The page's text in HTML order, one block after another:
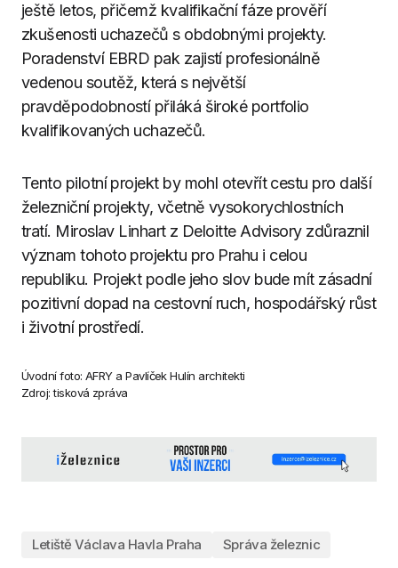
ještě letos, přičemž kvalifikační fáze prověří
zkušenosti uchazečů s obdobnými projekty.
Poradenství EBRD pak zajistí profesionálně
vedenou soutěž, která s největší
pravděpodobností přiláká široké portfolio
kvalifikovaných uchazečů.
Tento pilotní projekt by mohl otevřít cestu pro další
železniční projekty, včetně vysokorychlostních
tratí. Miroslav Linhart z Deloitte Advisory zdůraznil
význam tohoto projektu pro Prahu i celou
republiku. Projekt podle jeho slov bude mít zásadní
pozitivní dopad na cestovní ruch, hospodářský růst
i životní prostředí.
Úvodní foto: AFRY a Pavlíček Hulín architekti
Zdroj: tisková zpráva
Letiště Václava Havla Praha Správa železnic